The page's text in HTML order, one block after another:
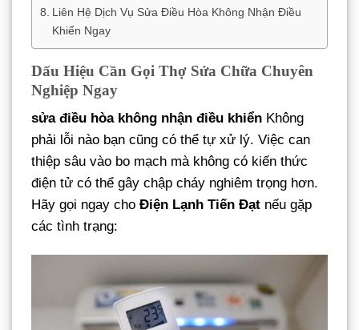
Liên Hệ Dịch Vụ Sửa Điều Hòa Không Nhận Điều
Khiển Ngay
Dấu Hiệu Cần Gọi Thợ Sửa Chữa Chuyên
Nghiệp Ngay
sửa điều hòa không nhận điều khiển Không
phải lỗi nào bạn cũng có thể tự xử lý. Việc can
thiệp sâu vào bo mạch mà không có kiến thức
điện tử có thể gây chập cháy nghiêm trọng hơn.
Hãy gọi ngay cho Điện Lạnh Tiến Đạt nếu gặp
các tình trạng: